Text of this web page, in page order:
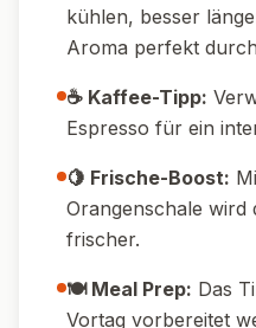
🥛 Alkoholfrei:
🍫 Extra
🥥 Vegan:Verwende
für Mascarpone,
🍎 Fruchtig: